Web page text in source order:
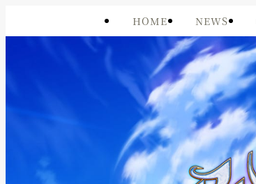
HOME NEWS